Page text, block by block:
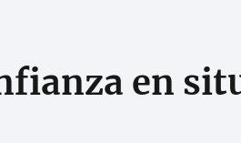
en